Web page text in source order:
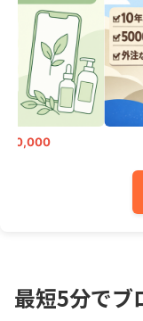
最短5分でブ